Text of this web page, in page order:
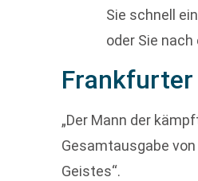
Sie schnell
oder Sie
„Der Mann der
Gesamtausgabe von
Geistes“.